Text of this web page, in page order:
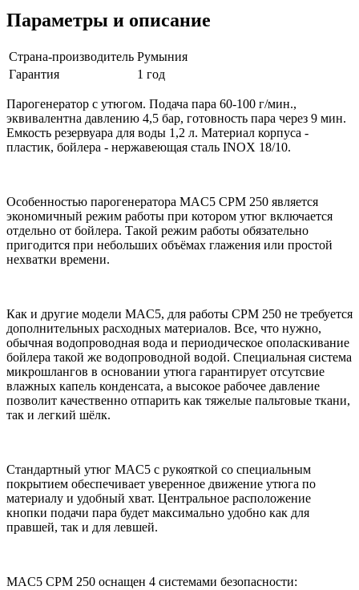
Параметры и описание
Страна-производитель Румыния
Гарантия
1 год
Парогенератор с утюгом. Подача пара 60-100 г/мин.,
эквивалентна давлению 4,5 бар, готовность пара через 9 мин.
Емкость резервуара для воды 1,2 л. Материал корпуса -
пластик, бойлера - нержавеющая сталь INOX 18/10.
Особенностью парогенератора MAC5 CPM 250 является
экономичный режим работы при котором утюг включается
отдельно от бойлера. Такой режим работы обязательно
пригодится при небольших объёмах глажения или простой
нехватки времени.
Как и другие модели MAC5, для работы CPM 250 не требуется
дополнительных расходных материалов. Все, что нужно,
обычная водопроводная вода и периодическое ополаскивание
бойлера такой же водопроводной водой. Специальная система
микрошлангов в основании утюга гарантирует отсутсвие
влажных капель конденсата, а высокое рабочее давление
позволит качественно отпарить как тяжелые пальтовые ткани,
так и легкий шёлк.
Стандартный утюг MAC5 с рукояткой со специальным
покрытием обеспечивает уверенное движение утюга по
материалу и удобный хват. Центральное расположение
кнопки подачи пара будет максимально удобно как для
правшей, так и для левшей.
MAC5 CPM 250 оснащен 4 системами безопасности: